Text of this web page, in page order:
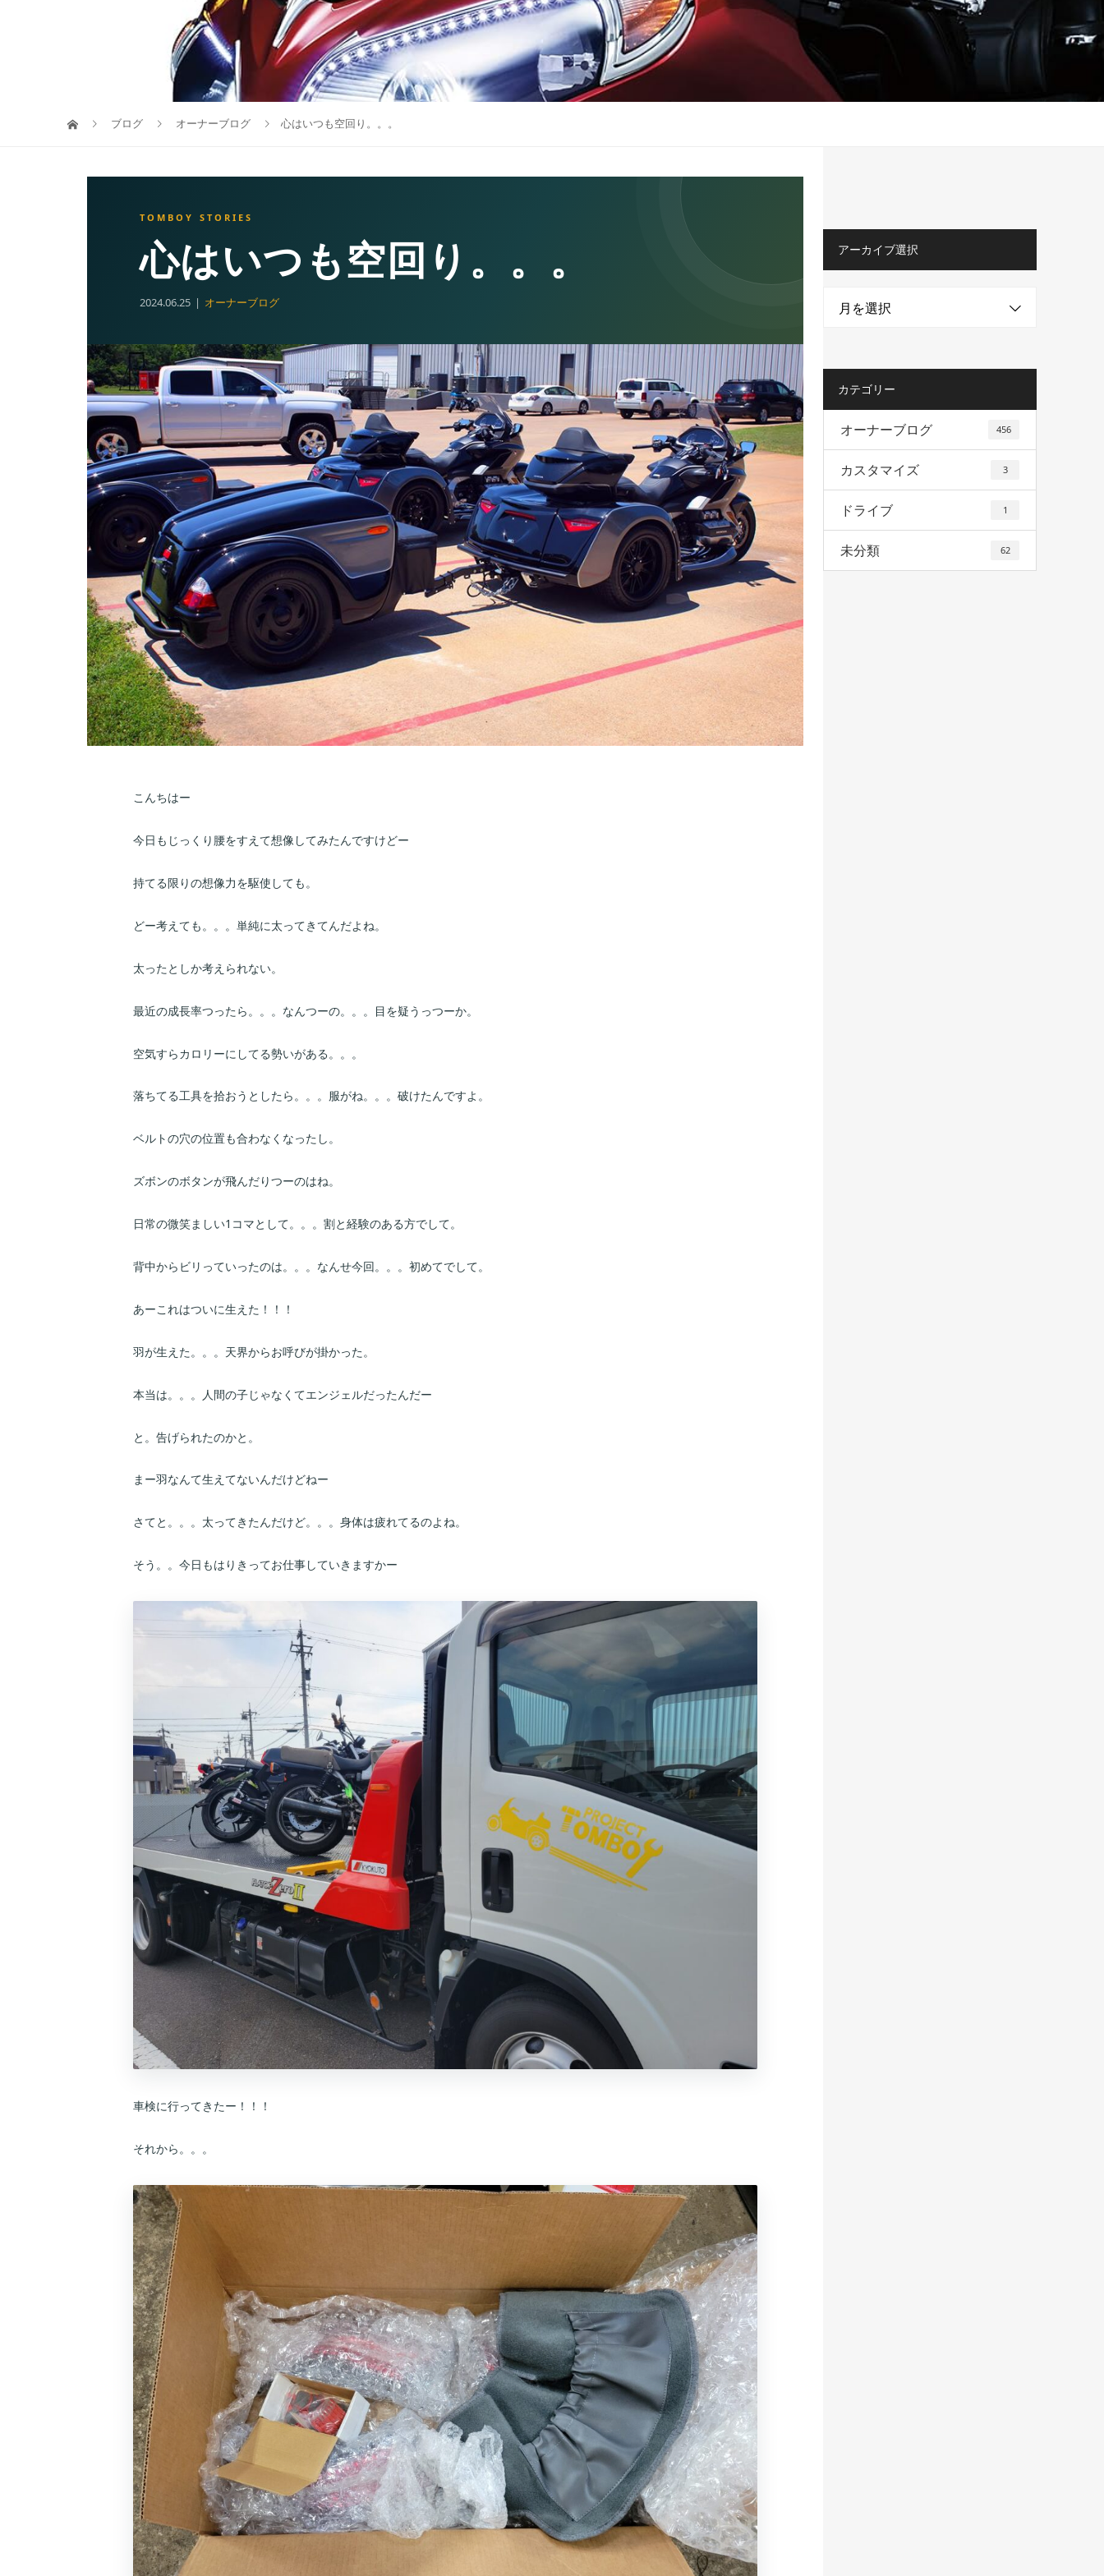
ブログ オーナーブログ 心はいつも空回り。。。
心はいつも空回り。。。
2024.06.25 オーナーブログ
こんちはー
今日もじっくり腰をすえて想像してみたんですけどー
持てる限りの想像力を駆使しても。
どー考えても。。。単純に太ってきてんだよね。
太ったとしか考えられない。
最近の成長率つったら。。。なんつーの。。。目を疑うっつーか。
空気すらカロリーにしてる勢いがある。。。
落ちてる工具を拾おうとしたら。。。服がね。。。破けたんですよ。
ベルトの穴の位置も合わなくなったし。
ズボンのボタンが飛んだりつーのはね。
日常の微笑ましい1コマとして。。。割と経験のある方でして。
背中からビリっていったのは。。。なんせ今回。。。初めてでして。
あーこれはついに生えた！！！
羽が生えた。。。天界からお呼びが掛かった。
本当は。。。人間の子じゃなくてエンジェルだったんだー
と。告げられたのかと。
まー羽なんて生えてないんだけどねー
さてと。。。太ってきたんだけど。。。身体は疲れてるのよね。
そう。。今日もはりきってお仕事していきますかー
車検に行ってきたー！！！
それから。。。
アーカイブ選択
月を選択
カテゴリー
オーナーブログ 456
カスタマイズ 3
ドライブ 1
未分類 62